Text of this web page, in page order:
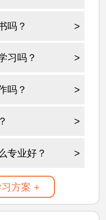
吗？ >
习吗？ >
吗？ >
>
专业好？ >
方案 +